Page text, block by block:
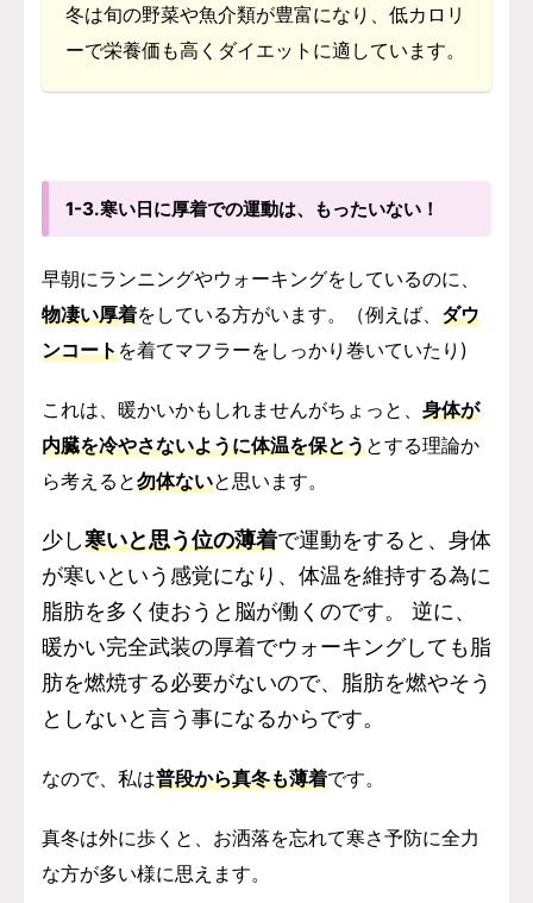
冬は旬の野菜や魚介類が豊富になり、低カロリ
ーで栄養価も高くダイエットに適しています。
1-3.寒い日に厚着での運動は、もったいない！
早朝にランニングやウォーキングをしているのに、
物凄い厚着をしている方がいます。 （例えば、 ダウ
ンコートを着てマフラーをしっかり巻いていたり)
これは、暖かいかもしれませんがちょっと、 身体が
内臓を冷やさないように体温を保とうとする理論か
ら考えると勿体ないと思います。
少し寒いと思う位の薄着で運動をすると、身体
が寒いという感覚になり、体温を維持する為に
脂肪を多く使おうと脳が働くのです。 逆に、
暖かい完全武装の厚着でウォーキングしても脂
肪を燃焼する必要がないので、脂肪を燃やそう
としないと言う事になるからです。
なので、私は普段から真冬も薄着です。
真冬は外に歩くと、お洒落を忘れて寒さ予防に全力
な方が多い様に思えます。